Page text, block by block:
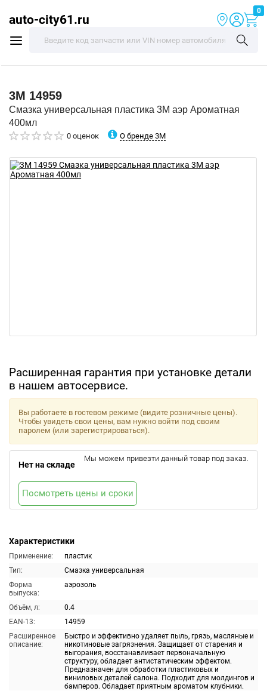
auto-city61.ru
0
3M 14959
Смазка универсальная пластика 3M аэр Ароматная
400мл
0 оценок О бренде 3M
Расширенная гарантия при установке детали
в нашем автосервисе.
Характеристики
Применение:
пластик
Тип:
Смазка универсальная
Форма
выпуска:
аэрозоль
Объём, л:
0.4
EAN-13:
14959
Расширенное
описание:
Быстро и эффективно удаляет пыль, грязь, масляные и
никотиновые загрязнения. Защищает от старения и
выгорания, восстанавливает первоначальную
структуру, обладает антистатическим эффектом.
Предназначен для обработки пластиковых и
виниловых деталей салона. Подходит для молдингов и
бамперов. Обладает приятным ароматом клубники.
Вы работаете в гостевом режиме (видите розничные цены).
Чтобы увидеть свои цены, вам нужно войти под своим
паролем (или зарегистрироваться).
Нет на складе
Мы можем привезти данный товар под заказ.
Посмотреть цены и сроки